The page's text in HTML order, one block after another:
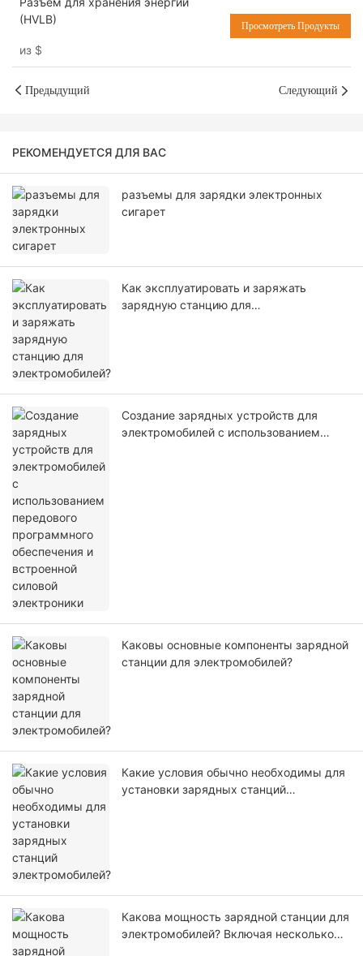
(HVLB)
из $
Просмотреть Продукты
Предыдущий Следующий
РЕКОМЕНДУЕТСЯ ДЛЯ ВАС
разъемы для зарядки электронных
сигарет
Как эксплуатировать и заряжать
зарядную станцию ​​для
Создание зарядных устройств для
электромобилей с использованием
Каковы основные компоненты зарядной
станции для электромобилей?
Какие условия обычно необходимы для
установки зарядных станций
Какова мощность зарядной станции для
электромобилей? Включая несколько